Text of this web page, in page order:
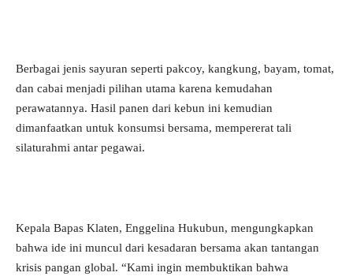
Berbagai jenis sayuran seperti pakcoy, kangkung, bayam, tomat,
dan cabai menjadi pilihan utama karena kemudahan
perawatannya. Hasil panen dari kebun ini kemudian
dimanfaatkan untuk konsumsi bersama, mempererat tali
silaturahmi antar pegawai.
Kepala Bapas Klaten, Enggelina Hukubun, mengungkapkan
bahwa ide ini muncul dari kesadaran bersama akan tantangan
krisis pangan global. “Kami ingin membuktikan bahwa